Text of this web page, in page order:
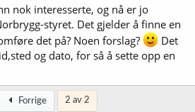
nok interesserte, og nå er jo
styret. Det gjelder å finne en
det på? Noen forslag?
Det
og dato, for så å sette opp en
Forrige 2 av 2